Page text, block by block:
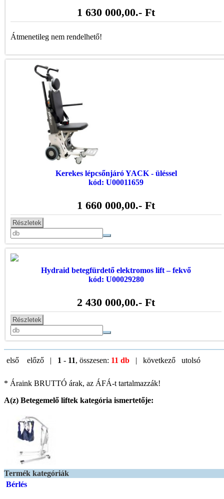
1 630 000,00.- Ft
Átmenetileg nem rendelhető!
Kerekes lépcsőnjáró YACK - üléssel
kód: U00011659
1 660 000,00.- Ft
Részletek
Hydraid betegfürdető elektromos lift – fekvő
kód: U00029280
2 430 000,00.- Ft
Részletek
első előző | 1 - 11, összesen: 11 db | következő utolsó
* Áraink BRUTTÓ árak, az ÁFÁ-t tartalmazzák!
A(z) Betegemelő liftek kategória ismertetője:
Termék kategóriák
Bérlés